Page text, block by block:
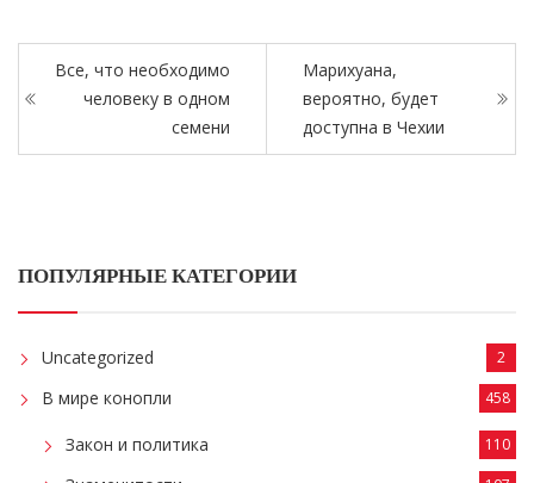
Все, что необходимо
человеку в одном
семени
Марихуана,
вероятно, будет
доступна в Чехии
ПОПУЛЯРНЫЕ КАТЕГОРИИ
Uncategorized 2
В мире конопли 458
Закон и политика 110